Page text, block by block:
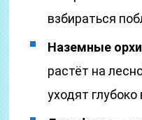
взбираться
Наземные
растёт на
уходят